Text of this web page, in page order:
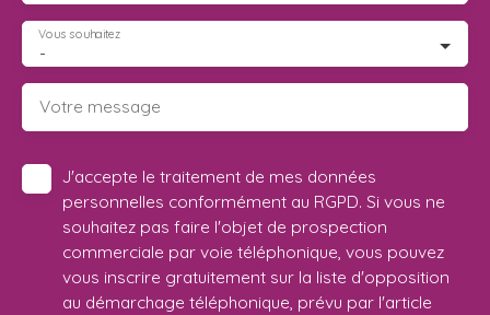
-
Vous souhaitez
Votre message
J'accepte le traitement de mes données
personnelles conformément au RGPD. Si vous ne
souhaitez pas faire l'objet de prospection
commerciale par voie téléphonique, vous pouvez
vous inscrire gratuitement sur la liste d'opposition
au démarchage téléphonique, prévu par l'article